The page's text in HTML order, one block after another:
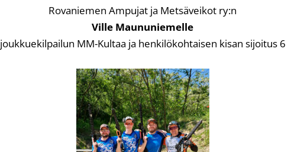
Rovaniemen Ampujat ja Metsäveikot ry:n
Ville Maununiemelle
joukkuekilpailun MM-Kultaa ja henkilökohtaisen kisan sijoitus 6